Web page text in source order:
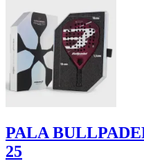
PALA
25